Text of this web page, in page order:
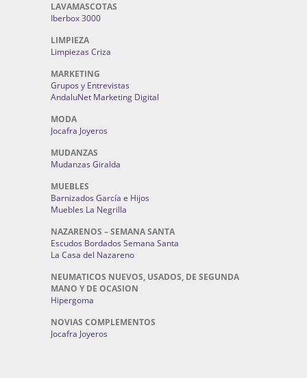
LAVAMASCOTAS
Iberbox 3000
LIMPIEZA
Limpiezas Criza
MARKETING
Grupos y Entrevistas
AndaluNet Marketing Digital
MODA
Jocafra Joyeros
MUDANZAS
Mudanzas Giralda
MUEBLES
Barnizados García e Hijos
Muebles La Negrilla
NAZARENOS – SEMANA SANTA
Escudos Bordados Semana Santa
La Casa del Nazareno
NEUMATICOS NUEVOS, USADOS, DE SEGUNDA
MANO Y DE OCASION
Hipergoma
NOVIAS COMPLEMENTOS
Jocafra Joyeros